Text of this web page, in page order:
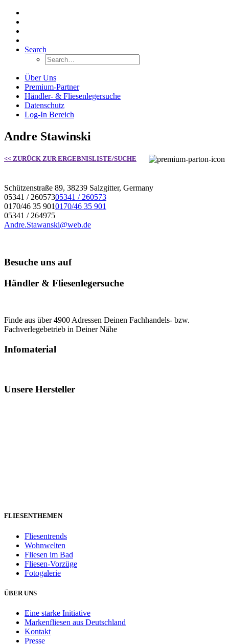
Search
Über Uns
Premium-Partner
Händler- & Fliesenlegersuche
Datenschutz
Log-In Bereich
Andre Stawinski
<< ZURÜCK ZUR ERGEBNISLISTE/SUCHE
Schützenstraße 89, 38239 Salzgitter, Germany
05341 / 26057305341 / 260573
0170/46 35 9010170/46 35 901
05341 / 264975
Andre.Stawanski@web.de
Besuche uns auf
Händler & Fliesenlegersuche
Finde aus über 4900 Adressen Deinen Fachhandels- bzw.
Fachverlegebetrieb in Deiner Nähe
Infomaterial
Unsere Hersteller
FLIESENTHEMEN
Fliesentrends
Wohnwelten
Fliesen im Bad
Fliesen-Vorzüge
Fotogalerie
ÜBER UNS
Eine starke Initiative
Markenfliesen aus Deutschland
Kontakt
Presse